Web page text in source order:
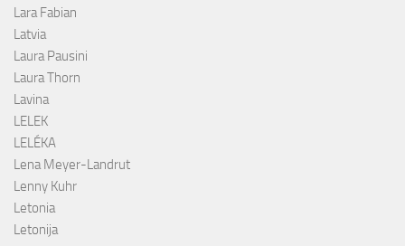
Lara Fabian
Latvia
Laura Pausini
Laura Thorn
Lavina
LELEK
LELÉKA
Lena Meyer-Landrut
Lenny Kuhr
Letonia
Letonija